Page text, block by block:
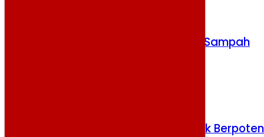
DPR Dukung Reformasi Pengelolaan Sampah
Gempa M 5,9 Guncang Pulau Doi, Tak